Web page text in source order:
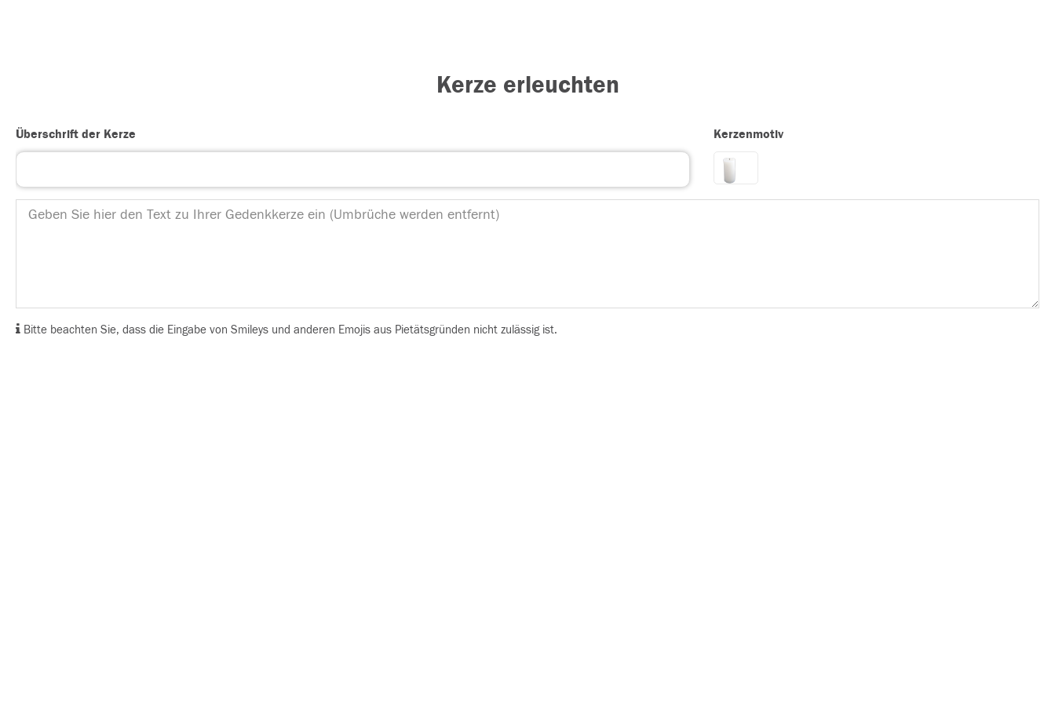
Kerze erleuchten
Überschrift der Kerze Kerzenmotiv
Bitte beachten Sie, dass die Eingabe von Smileys und anderen Emojis aus Pietätsgründen nicht zulässig ist.